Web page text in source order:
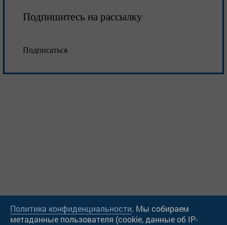
Подпишитесь на рассылку
Подписаться
Политика конфиденциальности. Мы собираем
метаданные пользователя (cookie, данные об IP-